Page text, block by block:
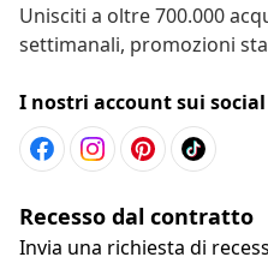
Unisciti a oltre 700.000
settimanali, promozioni
I nostri account sui
Recesso dal contratto
Invia una richiesta di